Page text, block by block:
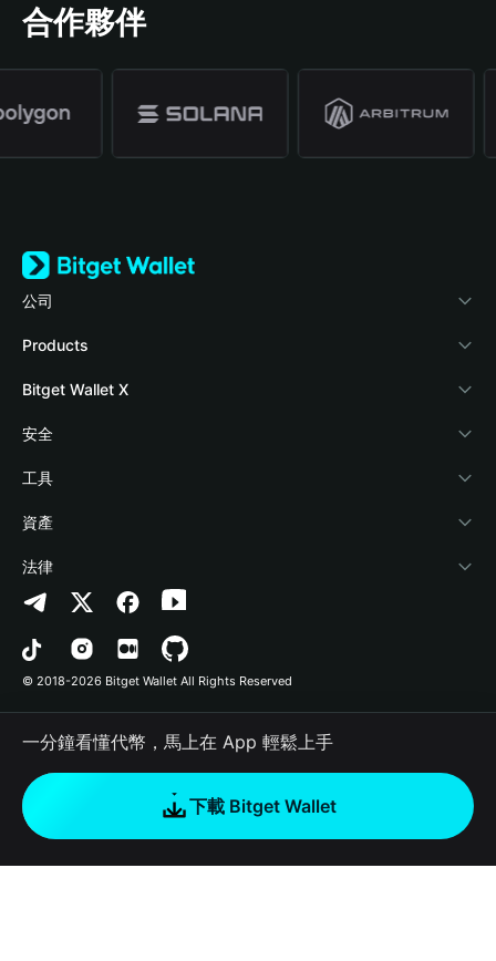
合作夥伴
公司
關於 Bitget Wallet
部落格
學院
加密資訊
幫助中心
‌聯繫我們
品牌資源
工作機會
Products
Crypto Card
Stablecoin Earn
Payfi Crypto
Crypto Swap API
Altcoin Season Index
Prediction Markets
DApp
RWA
如何購買加密貨幣
Bitget Wallet X
開發者文件
連接錢包
Bitget Wallet Pay
合作上架
安全
風險保障基金
安全防護技術
工具
快捷買幣
授權檢測
合約檢測
批次轉帳
資產
Arbitrum
Avalanche
Bitcoin
Polygon
法律
隱私協議
用戶使用協議
© 2018-2026 Bitget Wallet All Rights Reserved
一分鐘看懂代幣，馬上在 App 輕鬆上手
下載 Bitget Wallet